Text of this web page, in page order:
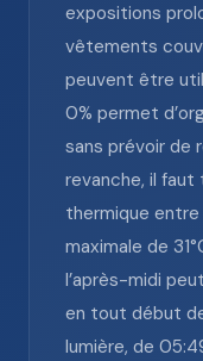
expositions
vêtements
peuvent être
0% permet
sans prévoir de
revanche, il faut
thermique entre
maximale de
l’après-midi
en tout début
lumière, de